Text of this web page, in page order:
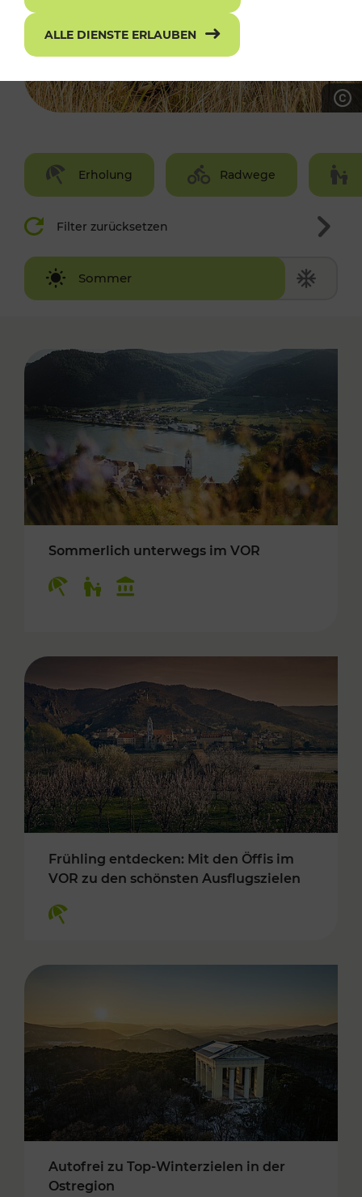
Erholung Radwege
Filter zurücksetzen
Sommer
Winter
Sommerlich unterwegs im VOR
Frühling entdecken: Mit den Öffis im
VOR zu den schönsten Ausflugszielen
Autofrei zu Top-Winterzielen in der
Ostregion
ALLE DIENSTE ERLAUBEN